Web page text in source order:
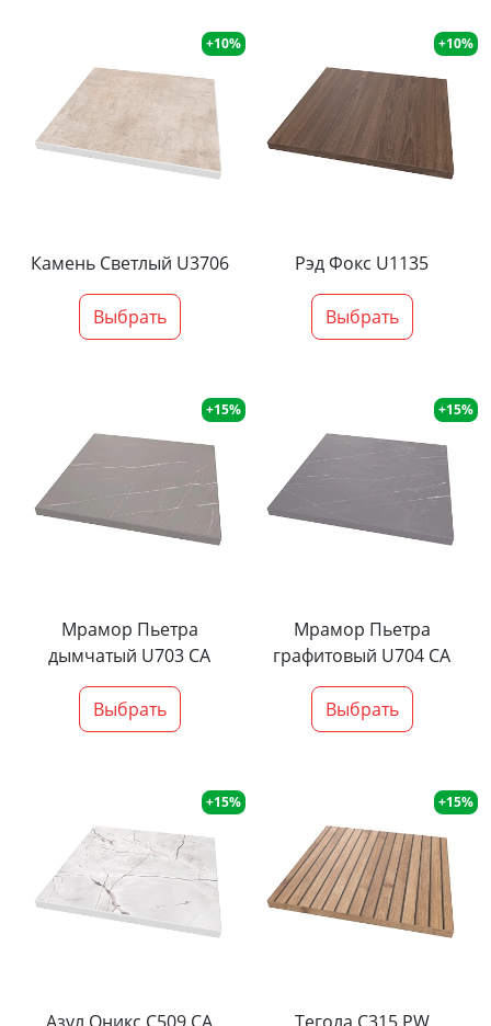
+10%
Камень Светлый U3706
Выбрать
+10%
Рэд Фокс U1135
Выбрать
+15%
Мрамор Пьетра
дымчатый U703 CA
Выбрать
+15%
Мрамор Пьетра
графитовый U704 CA
Выбрать
+15% +15%